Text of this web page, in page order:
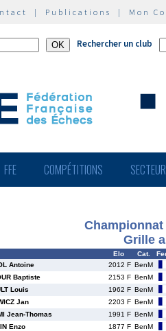
| Publications | Mon
Rechercher un club
FFE COMPÉTITIONS
Championnat
Grille
Elo Cat.
Antoine 2012 F BenM
Baptiste 2153 F BenM
Louis 1962 F BenM
Jan 2203 F BenM
Jean-Thomas 1991 F BenM
Enzo 1877 F BenM